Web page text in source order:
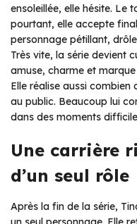
ensoleillée, elle hésite. Le
pourtant, elle accepte
personnage pétillant,
Très vite, la série devient
amuse, charme et
Elle réalise aussi
au public. Beaucoup lui
dans des moments
Une carrière
d’un seul rôle
Après la fin de la série,